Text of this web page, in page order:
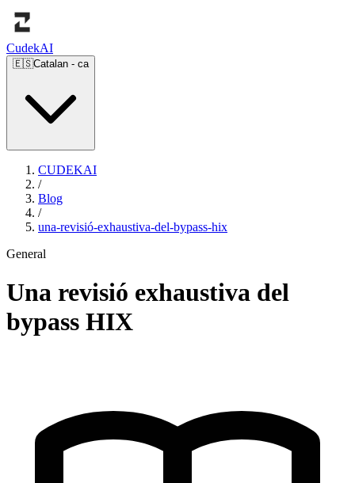
CudekAI
🇪🇸Catalan - ca
CUDEKAI
/
Blog
/
una-revisió-exhaustiva-del-bypass-hix
General
Una revisió exhaustiva del
bypass HIX